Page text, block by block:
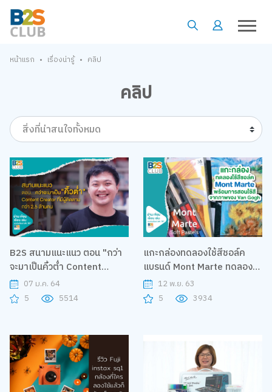
หน้าแรก • เรื่องน่ารู้ • คลิป
คลิป
สิ่งที่น่าสนใจทั้งหมด
B2S สนามแนะแนว ตอน "กว่า
จะมาเป็นคิ้วต่ำ Content
Creator ที่มีผู้ติดตามกว่า 2.5
ล้านคน"
07 ม.ค. 64
5
5514
แกะกล่องทดลองใช้สีชอล์ค
แบรนด์ Mont Marte ทดลองใช้
สี พร้อมสอนการใช้สีจากภาพ
ของ Van Gogh
12 พ.ย. 63
5
3934